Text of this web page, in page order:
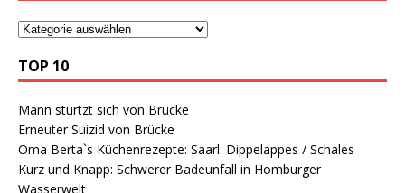
TOP 10
Mann stürtzt sich von Brücke
Erneuter Suizid von Brücke
Oma Berta`s Küchenrezepte: Saarl. Dippelappes / Schales
Kurz und Knapp: Schwerer Badeunfall in Homburger
Wasserwelt